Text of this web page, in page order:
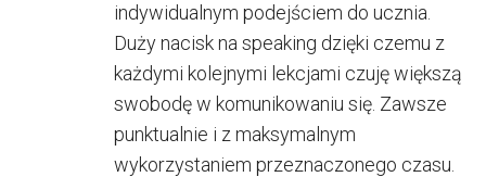
indywidualnym podejściem do ucznia.
Duży nacisk na speaking dzięki czemu z
każdymi kolejnymi lekcjami czuję większą
swobodę w komunikowaniu się. Zawsze
punktualnie i z maksymalnym
wykorzystaniem przeznaczonego czasu.